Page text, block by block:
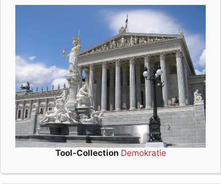
Tool-Collection Demokratie